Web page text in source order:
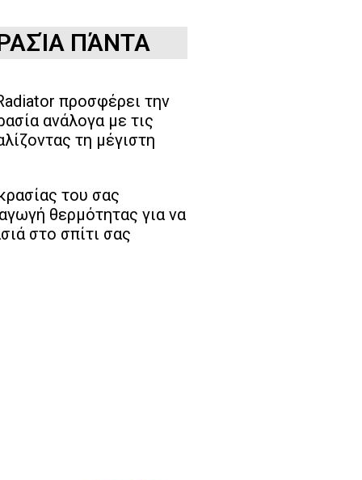
ΠΆΝΤΑ
προσφέρει την
ανάλογα με τις
τη μέγιστη
του σας
θερμότητας για να
στο σπίτι σας